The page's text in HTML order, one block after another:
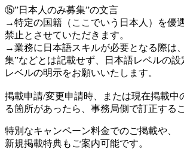
⑮”日本人のみ募集”の文言
→特定の国籍（ここでいう日本人）を優
禁止とさせていただきます。
→業務に日本語スキルが必要となる際は
集”などとは記載せず、日本語レベルの
レベルの明示をお願いいたします。
掲載申請/変更申請時、または現在掲載中
る箇所があったら、事務局側で訂正する
特別なキャンペーン料金でのご掲載や、
新規掲載特典もご案内可能です。